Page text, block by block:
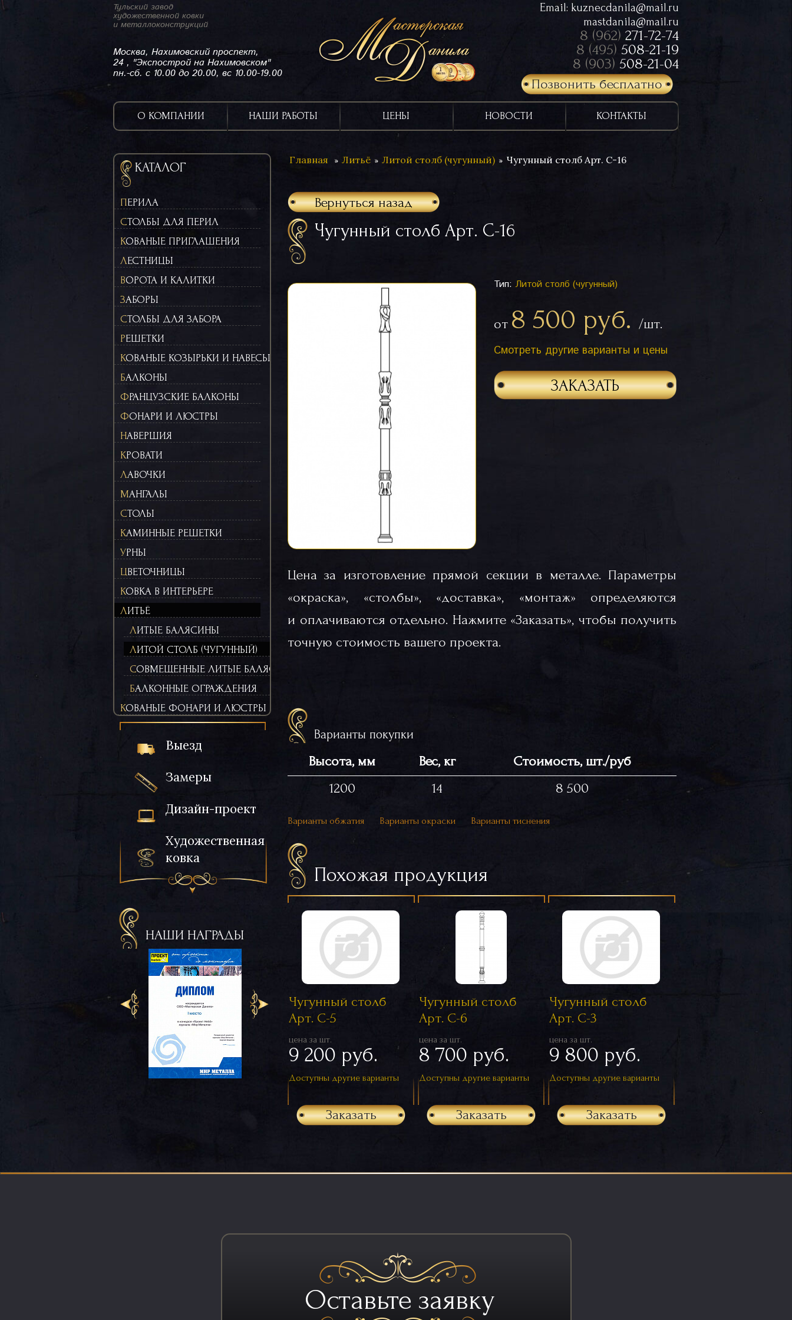
Тульский завод
художественной ковки
и металлоконструкций
Москва, Нахимовский проспект,
24 , "Экспострой на Нахимовском"
пн.-сб. с 10.00 до 20.00, вс 10.00-19.00
Email: kuznecdanila@mail.ru
mastdanila@mail.ru
8 (962) 271-72-74
8 (495) 508-21-19
8 (903) 508-21-04
Позвонить бесплатно
О КОМПАНИИ НАШИ РАБОТЫ ЦЕНЫ НОВОСТИ КОНТАКТЫ
КАТАЛОГ
ПЕРИЛА
СТОЛБЫ ДЛЯ ПЕРИЛ
КОВАНЫЕ ПРИГЛАШЕНИЯ
ЛЕСТНИЦЫ
ВОРОТА И КАЛИТКИ
ЗАБОРЫ
СТОЛБЫ ДЛЯ ЗАБОРА
РЕШЕТКИ
КОВАНЫЕ КОЗЫРЬКИ И НАВЕСЫ
БАЛКОНЫ
ФРАНЦУЗСКИЕ БАЛКОНЫ
ФОНАРИ И ЛЮСТРЫ
НАВЕРШИЯ
КРОВАТИ
ЛАВОЧКИ
МАНГАЛЫ
СТОЛЫ
КАМИННЫЕ РЕШЕТКИ
УРНЫ
ЦВЕТОЧНИЦЫ
КОВКА В ИНТЕРЬЕРЕ
ЛИТЬЁ
ЛИТЫЕ БАЛЯСИНЫ
ЛИТОЙ СТОЛБ (ЧУГУННЫЙ)
СОВМЕЩЕННЫЕ ЛИТЫЕ БАЛЯСИНЫ (ЧУГУННЫЕ)
БАЛКОННЫЕ ОГРАЖДЕНИЯ
КОВАНЫЕ ФОНАРИ И ЛЮСТРЫ
Выезд
Замеры
Дизайн-проект
Художественная
ковка
НАШИ НАГРАДЫ
Главная Литьё Литой столб (чугунный) Чугунный столб Арт. С-16
Вернуться назад
Чугунный столб Арт. С-16
Тип: Литой столб (чугунный)
от 8 500 руб. /шт.
Смотреть другие варианты и цены
ЗАКАЗАТЬ
Цена за изготовление прямой секции в металле. Параметры
«окраска», «столбы», «доставка», «монтаж» определяются
и оплачиваются отдельно. Нажмите «Заказать», чтобы получить
точную стоимость вашего проекта.
Варианты покупки
Высота, мм Вес, кг
Стоимость, шт./руб
1200
14 8 500
Варианты обжатия Варианты окраски Варианты тиснения
Похожая продукция
Чугунный столб
Арт. С-5
цена за шт.
9 200 руб.
Доступны другие варианты
Заказать
Чугунный столб
Арт. С-6
цена за шт.
8 700 руб.
Доступны другие варианты
Заказать
Чугунный столб
Арт. С-3
цена за шт.
9 800 руб.
Доступны другие варианты
Заказать
Оставьте заявку